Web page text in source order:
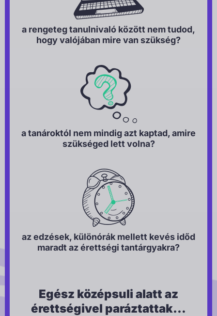
a rengeteg tanulnivaló között nem tudod,
hogy valójában mire van szükség?
a tanároktól nem mindig azt kaptad, amire
szükséged lett volna?
az edzések, különórák mellett kevés időd
maradt az érettségi tantárgyakra?
Egész középsuli alatt az
érettségivel paráztattak…